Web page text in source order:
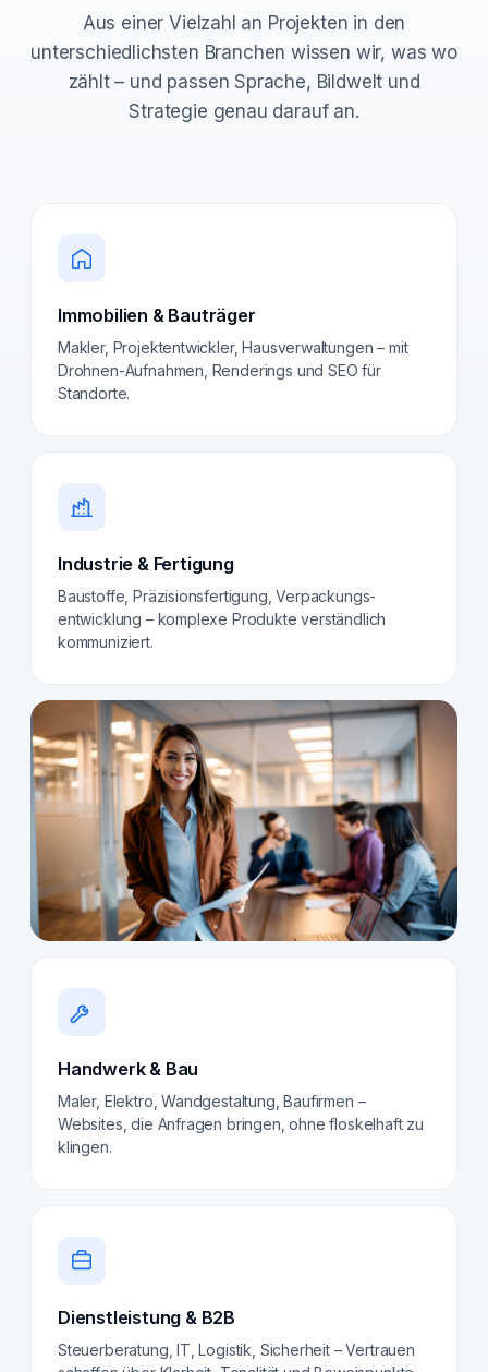
Aus einer Vielzahl an Projekten in den
unterschiedlichsten Branchen wissen wir, was wo
zählt – und passen Sprache, Bildwelt und
Strategie genau darauf an.
Immobilien & Bauträger
Makler, Projektentwickler, Hausverwaltungen – mit
Drohnen-Aufnahmen, Renderings und SEO für
Standorte.
Industrie & Fertigung
Baustoffe, Präzisionsfertigung, Verpackungs­
entwicklung – komplexe Produkte verständlich
kommuniziert.
Handwerk & Bau
Maler, Elektro, Wandgestaltung, Baufirmen –
Websites, die Anfragen bringen, ohne floskelhaft zu
klingen.
Dienstleistung & B2B
Steuerberatung, IT, Logistik, Sicherheit – Vertrauen